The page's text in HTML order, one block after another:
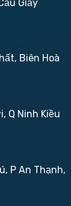
Giấy
Biên Hoà
Q Ninh Kiều
P An Thạnh,